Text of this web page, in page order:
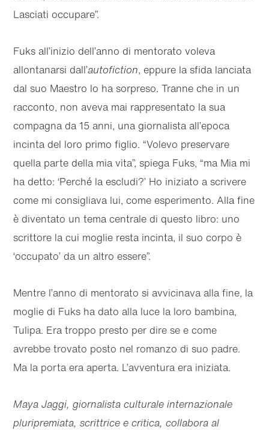
Lasciati occupare”.
Fuks all’inizio dell’anno di mentorato voleva
allontanarsi dall’autofiction, eppure la sfida lanciata
dal suo Maestro lo ha sorpreso. Tranne che in un
racconto, non aveva mai rappresentato la sua
compagna da 15 anni, una giornalista all’epoca
incinta del loro primo figlio. “Volevo preservare
quella parte della mia vita”, spiega Fuks, “ma Mia mi
ha detto: ‘Perché la escludi?’ Ho iniziato a scrivere
come mi consigliava lui, come esperimento. Alla fine
è diventato un tema centrale di questo libro: uno
scrittore la cui moglie resta incinta, il suo corpo è
‘occupato’ da un altro essere”.
Mentre l’anno di mentorato si avvicinava alla fine, la
moglie di Fuks ha dato alla luce la loro bambina,
Tulipa. Era troppo presto per dire se e come
avrebbe trovato posto nel romanzo di suo padre.
Ma la porta era aperta. L’avventura era iniziata.
Maya Jaggi, giornalista culturale internazionale
pluripremiata, scrittrice e critica, collabora al